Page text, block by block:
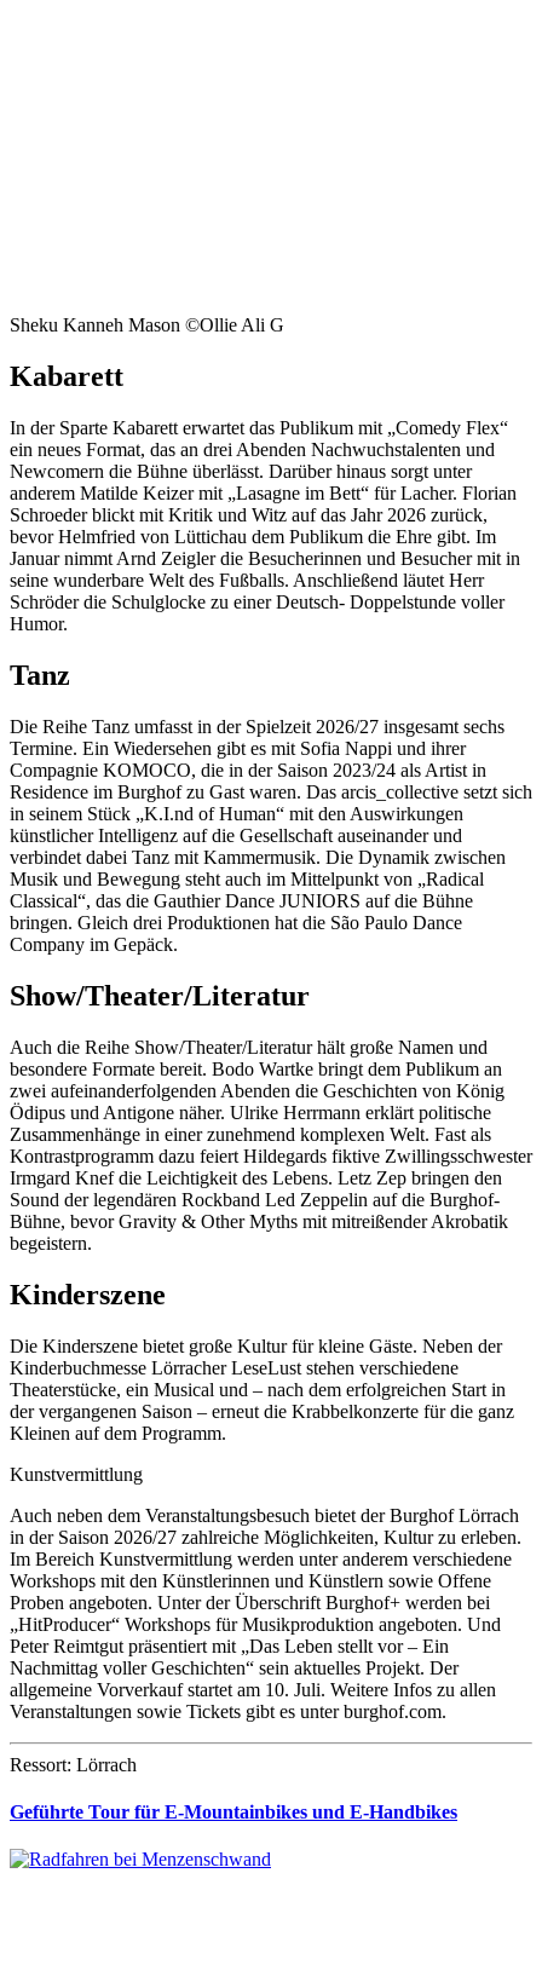
Sheku Kanneh Mason ©Ollie Ali G
Kabarett
In der Sparte Kabarett erwartet das Publikum mit „Comedy Flex“
ein neues Format, das an drei Abenden Nachwuchstalenten und
Newcomern die Bühne überlässt. Darüber hinaus sorgt unter
anderem Matilde Keizer mit „Lasagne im Bett“ für Lacher. Florian
Schroeder blickt mit Kritik und Witz auf das Jahr 2026 zurück,
bevor Helmfried von Lüttichau dem Publikum die Ehre gibt. Im
Januar nimmt Arnd Zeigler die Besucherinnen und Besucher mit in
seine wunderbare Welt des Fußballs. Anschließend läutet Herr
Schröder die Schulglocke zu einer Deutsch- Doppelstunde voller
Humor.
Tanz
Die Reihe Tanz umfasst in der Spielzeit 2026/27 insgesamt sechs
Termine. Ein Wiedersehen gibt es mit Sofia Nappi und ihrer
Compagnie KOMOCO, die in der Saison 2023/24 als Artist in
Residence im Burghof zu Gast waren. Das arcis_collective setzt sich
in seinem Stück „K.I.nd of Human“ mit den Auswirkungen
künstlicher Intelligenz auf die Gesellschaft auseinander und
verbindet dabei Tanz mit Kammermusik. Die Dynamik zwischen
Musik und Bewegung steht auch im Mittelpunkt von „Radical
Classical“, das die Gauthier Dance JUNIORS auf die Bühne
bringen. Gleich drei Produktionen hat die São Paulo Dance
Company im Gepäck.
Show/Theater/Literatur
Auch die Reihe Show/Theater/Literatur hält große Namen und
besondere Formate bereit. Bodo Wartke bringt dem Publikum an
zwei aufeinanderfolgenden Abenden die Geschichten von König
Ödipus und Antigone näher. Ulrike Herrmann erklärt politische
Zusammenhänge in einer zunehmend komplexen Welt. Fast als
Kontrastprogramm dazu feiert Hildegards fiktive Zwillingsschwester
Irmgard Knef die Leichtigkeit des Lebens. Letz Zep bringen den
Sound der legendären Rockband Led Zeppelin auf die Burghof-
Bühne, bevor Gravity & Other Myths mit mitreißender Akrobatik
begeistern.
Kinderszene
Die Kinderszene bietet große Kultur für kleine Gäste. Neben der
Kinderbuchmesse Lörracher LeseLust stehen verschiedene
Theaterstücke, ein Musical und – nach dem erfolgreichen Start in
der vergangenen Saison – erneut die Krabbelkonzerte für die ganz
Kleinen auf dem Programm.
Kunstvermittlung
Auch neben dem Veranstaltungsbesuch bietet der Burghof Lörrach
in der Saison 2026/27 zahlreiche Möglichkeiten, Kultur zu erleben.
Im Bereich Kunstvermittlung werden unter anderem verschiedene
Workshops mit den Künstlerinnen und Künstlern sowie Offene
Proben angeboten. Unter der Überschrift Burghof+ werden bei
„HitProducer“ Workshops für Musikproduktion angeboten. Und
Peter Reimtgut präsentiert mit „Das Leben stellt vor – Ein
Nachmittag voller Geschichten“ sein aktuelles Projekt. Der
allgemeine Vorverkauf startet am 10. Juli. Weitere Infos zu allen
Veranstaltungen sowie Tickets gibt es unter burghof.com.
Ressort: Lörrach
Geführte Tour für E-Mountainbikes und E-Handbikes